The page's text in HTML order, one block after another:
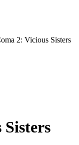
2: Vicious Sisters